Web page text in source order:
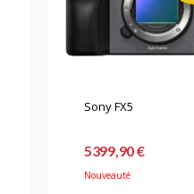
Sony FX5
5399,90 €
Nouveauté